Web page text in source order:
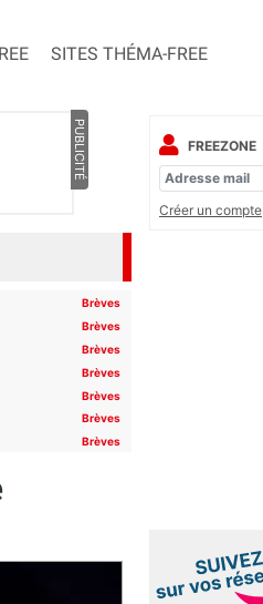
SITES THÉMA-FREE
PUBLICITÉ
Brèves
Brèves
Brèves
Brèves
Brèves
Brèves
Brèves
FREEZONE
Créer un compte